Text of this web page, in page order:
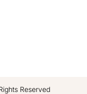
Reserved